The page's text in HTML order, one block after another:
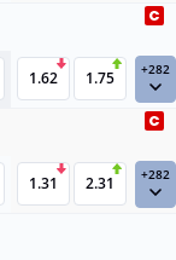
1.62 1.75 +282
1.31 2.31 +282